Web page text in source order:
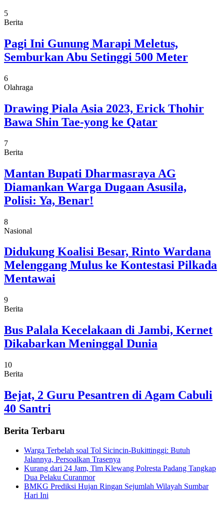
5
Berita
Pagi Ini Gunung Marapi Meletus,
Semburkan Abu Setinggi 500 Meter
6
Olahraga
Drawing Piala Asia 2023, Erick Thohir
Bawa Shin Tae-yong ke Qatar
7
Berita
Mantan Bupati Dharmasraya AG
Diamankan Warga Dugaan Asusila,
Polisi: Ya, Benar!
8
Nasional
Didukung Koalisi Besar, Rinto Wardana
Melenggang Mulus ke Kontestasi Pilkada
Mentawai
9
Berita
Bus Palala Kecelakaan di Jambi, Kernet
Dikabarkan Meninggal Dunia
10
Berita
Bejat, 2 Guru Pesantren di Agam Cabuli
40 Santri
Berita Terbaru
Warga Terbelah soal Tol Sicincin-Bukittinggi: Butuh
Jalannya, Persoalkan Trasenya
Kurang dari 24 Jam, Tim Klewang Polresta Padang Tangkap
Dua Pelaku Curanmor
BMKG Prediksi Hujan Ringan Sejumlah Wilayah Sumbar
Hari Ini